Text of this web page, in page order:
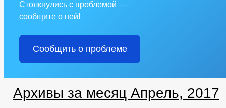
Столкнулись с проблемой —
сообщите о ней!
Сообщить о проблеме
Архивы за месяц Апрель, 2017